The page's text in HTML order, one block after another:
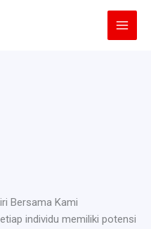
Bersama Kami
individu memiliki potensi